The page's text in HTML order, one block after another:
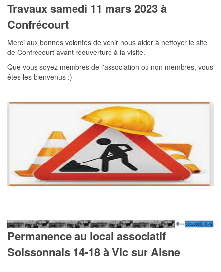
Travaux samedi 11 mars 2023 à
Confrécourt
Merci aux bonnes volontés de venir nous aider à nettoyer le site
de Confrécourt avant réouverture à la visite.
Que vous soyez membres de l'association ou non membres, vous
êtes les bienvenus :)
Permanence au local associatif
Soissonnais 14-18 à Vic sur Aisne